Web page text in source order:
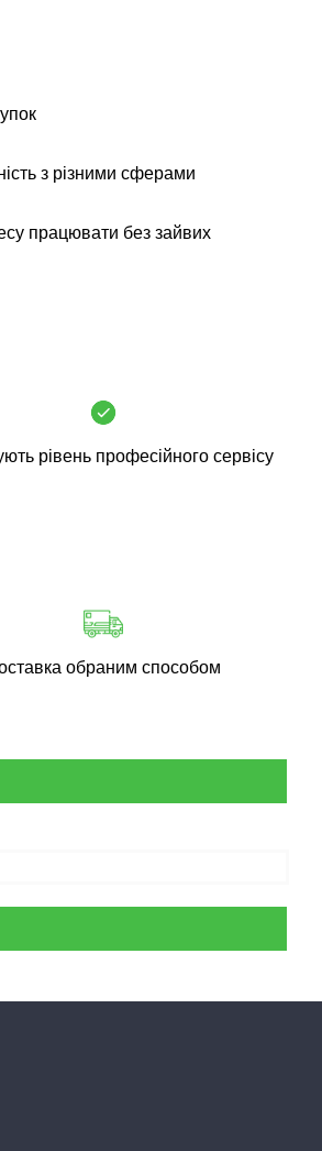
з різними сферами
працювати без зайвих
рівень професійного сервісу
обраним способом